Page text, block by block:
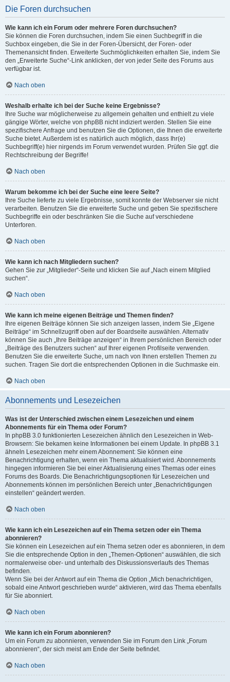
Die Foren durchsuchen
Wie kann ich ein Forum oder mehrere Foren durchsuchen?
Sie können die Foren durchsuchen, indem Sie einen Suchbegriff in die
Suchbox eingeben, die Sie in der Foren-Übersicht, der Foren- oder
Themenansicht finden. Erweiterte Suchmöglichkeiten erhalten Sie, indem Sie
den „Erweiterte Suche“-Link anklicken, der von jeder Seite des Forums aus
verfügbar ist.
Nach oben
Weshalb erhalte ich bei der Suche keine Ergebnisse?
Ihre Suche war möglicherweise zu allgemein gehalten und enthielt zu viele
gängige Wörter, welche von phpBB nicht indiziert werden. Stellen Sie eine
spezifischere Anfrage und benutzen Sie die Optionen, die Ihnen die erweiterte
Suche bietet. Außerdem ist es natürlich auch möglich, dass Ihr(e)
Suchbegriff(e) hier nirgends im Forum verwendet wurden. Prüfen Sie ggf. die
Rechtschreibung der Begriffe!
Nach oben
Warum bekomme ich bei der Suche eine leere Seite?
Ihre Suche lieferte zu viele Ergebnisse, somit konnte der Webserver sie nicht
verarbeiten. Benutzen Sie die erweiterte Suche und geben Sie spezifischere
Suchbegriffe ein oder beschränken Sie die Suche auf verschiedene
Unterforen.
Nach oben
Wie kann ich nach Mitgliedern suchen?
Gehen Sie zur „Mitglieder“-Seite und klicken Sie auf „Nach einem Mitglied
suchen“.
Nach oben
Wie kann ich meine eigenen Beiträge und Themen finden?
Ihre eigenen Beiträge können Sie sich anzeigen lassen, indem Sie „Eigene
Beiträge“ im Schnellzugriff oben auf der Boardseite auswählen. Alternativ
können Sie auch „Ihre Beiträge anzeigen“ in Ihrem persönlichen Bereich oder
„Beiträge des Benutzers suchen“ auf Ihrer eigenen Profilseite verwenden.
Benutzen Sie die erweiterte Suche, um nach von Ihnen erstellen Themen zu
suchen. Tragen Sie dort die entsprechenden Optionen in die Suchmaske ein.
Nach oben
Abonnements und Lesezeichen
Was ist der Unterschied zwischen einem Lesezeichen und einem
Abonnements für ein Thema oder Forum?
In phpBB 3.0 funktionierten Lesezeichen ähnlich den Lesezeichen in Web-
Browsern: Sie bekamen keine Informationen bei einem Update. In phpBB 3.1
ähneln Lesezeichen mehr einem Abonnement: Sie können eine
Benachrichtigung erhalten, wenn ein Thema aktualisiert wird. Abonnements
hingegen informieren Sie bei einer Aktualisierung eines Themas oder eines
Forums des Boards. Die Benachrichtigungsoptionen für Lesezeichen und
Abonnements können im persönlichen Bereich unter „Benachrichtigungen
einstellen“ geändert werden.
Nach oben
Wie kann ich ein Lesezeichen auf ein Thema setzen oder ein Thema
abonnieren?
Sie können ein Lesezeichen auf ein Thema setzen oder es abonnieren, in dem
Sie die entsprechende Option in den „Themen-Optionen“ auswählen, die sich
normalerweise ober- und unterhalb des Diskussionsverlaufs des Themas
befinden.
Wenn Sie bei der Antwort auf ein Thema die Option „Mich benachrichtigen,
sobald eine Antwort geschrieben wurde“ aktivieren, wird das Thema ebenfalls
für Sie abonniert.
Nach oben
Wie kann ich ein Forum abonnieren?
Um ein Forum zu abonnieren, verwenden Sie im Forum den Link „Forum
abonnieren“, der sich meist am Ende der Seite befindet.
Nach oben